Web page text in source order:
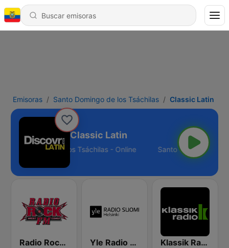
Emisoras Santo Domingo de los Tsáchilas Classic Latin
Classic Latin
Domingo de los Tsáchilas - Online
Radio Rock FM Yle Radio Suomi Helsinki Klassik Radio